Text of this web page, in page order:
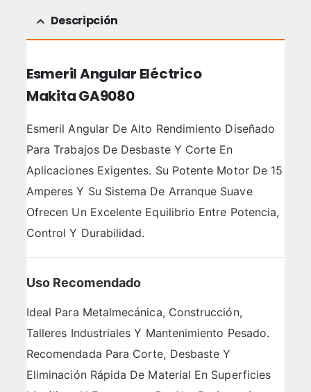
Descripción
Esmeril Angular Eléctrico
Makita GA9080
Esmeril Angular De Alto Rendimiento Diseñado
Para Trabajos De Desbaste Y Corte En
Aplicaciones Exigentes. Su Potente Motor De 15
Amperes Y Su Sistema De Arranque Suave
Ofrecen Un Excelente Equilibrio Entre Potencia,
Control Y Durabilidad.
Uso Recomendado
Ideal Para Metalmecánica, Construcción,
Talleres Industriales Y Mantenimiento Pesado.
Recomendada Para Corte, Desbaste Y
Eliminación Rápida De Material En Superficies